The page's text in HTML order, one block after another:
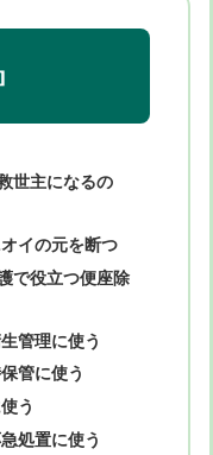
世主になるの
イの元を断つ
で役立つ便座除
管理に使う
管に使う
う
処置に使う